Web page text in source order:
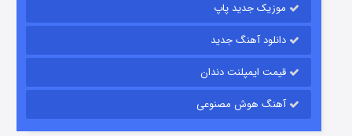
موزیک جدید پاپ
دانلود آهنگ جدید
قیمت ایمپلنت دندان
آهنگ هوش مصنوعی